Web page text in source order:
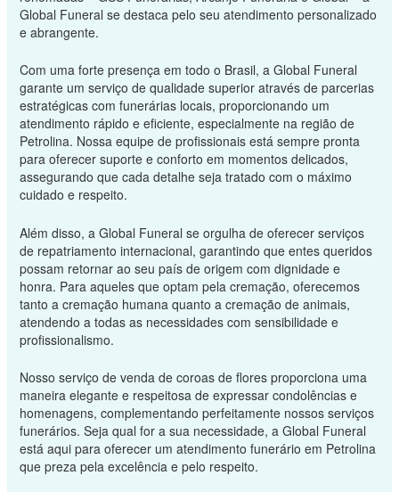
Global Funeral se destaca pelo seu atendimento personalizado
e abrangente.
Com uma forte presença em todo o Brasil, a Global Funeral
garante um serviço de qualidade superior através de parcerias
estratégicas com funerárias locais, proporcionando um
atendimento rápido e eficiente, especialmente na região de
Petrolina. Nossa equipe de profissionais está sempre pronta
para oferecer suporte e conforto em momentos delicados,
assegurando que cada detalhe seja tratado com o máximo
cuidado e respeito.
Além disso, a Global Funeral se orgulha de oferecer serviços
de repatriamento internacional, garantindo que entes queridos
possam retornar ao seu país de origem com dignidade e
honra. Para aqueles que optam pela cremação, oferecemos
tanto a cremação humana quanto a cremação de animais,
atendendo a todas as necessidades com sensibilidade e
profissionalismo.
Nosso serviço de venda de coroas de flores proporciona uma
maneira elegante e respeitosa de expressar condolências e
homenagens, complementando perfeitamente nossos serviços
funerários. Seja qual for a sua necessidade, a Global Funeral
está aqui para oferecer um atendimento funerário em Petrolina
que preza pela excelência e pelo respeito.